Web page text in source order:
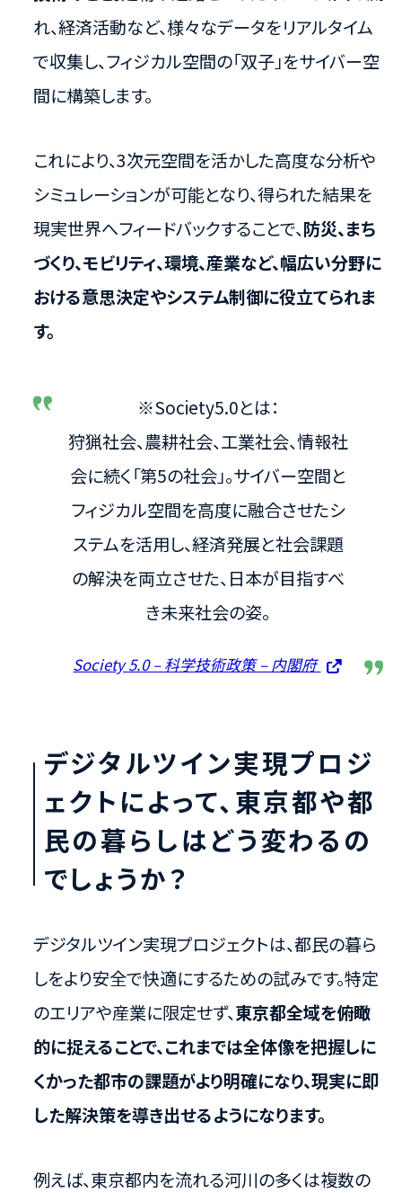
れ、経済活動など、様々なデータをリアルタイム
で収集し、フィジカル空間の「双子」をサイバー空
間に構築します。
これにより、3次元空間を活かした高度な分析や
シミュレーションが可能となり、得られた結果を
現実世界へフィードバックすることで、防災、まち
づくり、モビリティ、環境、産業など、幅広い分野に
おける意思決定やシステム制御に役立てられま
す。
※Society5.0とは：
狩猟社会、農耕社会、工業社会、情報社
会に続く「第5の社会」。サイバー空間と
フィジカル空間を高度に融合させたシ
ステムを活用し、経済発展と社会課題
の解決を両立させた、日本が目指すべ
き未来社会の姿。
Society 5.0 – 科学技術政策 – 内閣府
デジタルツイン実現プロジ
ェクトによって、東京都や都
民の暮らしはどう変わるの
でしょうか？
デジタルツイン実現プロジェクトは、都民の暮ら
しをより安全で快適にするための試みです。特定
のエリアや産業に限定せず、東京都全域を俯瞰
的に捉えることで、これまでは全体像を把握しに
くかった都市の課題がより明確になり、現実に即
した解決策を導き出せるようになります。
例えば、東京都内を流れる河川の多くは複数の